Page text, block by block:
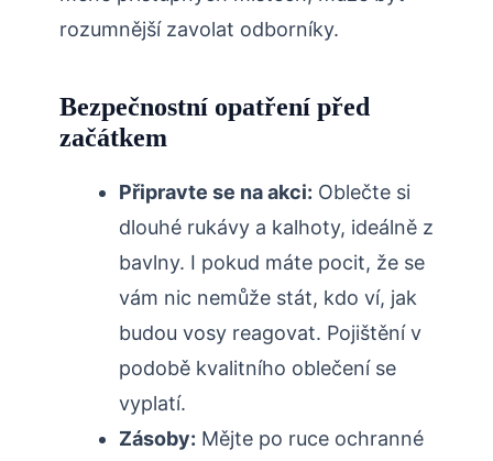
rozumnější zavolat odborníky.
Bezpečnostní⁢ opatření před
začátkem
Připravte se na akci: Oblečte si⁤
dlouhé rukávy a ​kalhoty, ideálně z
bavlny.⁣ I ⁣pokud⁣ máte pocit, že se
vám‌ nic ⁤nemůže stát, kdo ví, jak
budou vosy reagovat. Pojištění v
podobě kvalitního oblečení se
⁣vyplatí.
Zásoby: Mějte po ruce ochranné